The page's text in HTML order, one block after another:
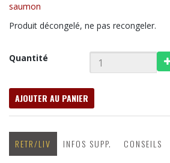
saumon
Produit décongelé, ne pas recongeler.
Quantité
AJOUTER AU PANIER
RETR/LIV INFOS SUPP. CONSEILS